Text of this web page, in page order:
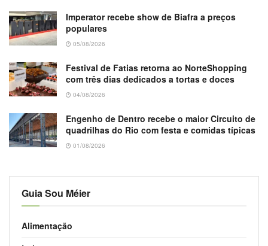
Imperator recebe show de Biafra a preços
populares
05/08/2026
Festival de Fatias retorna ao NorteShopping
com três dias dedicados a tortas e doces
04/08/2026
Engenho de Dentro recebe o maior Circuito de
quadrilhas do Rio com festa e comidas típicas
01/08/2026
Guia Sou Méier
Alimentação